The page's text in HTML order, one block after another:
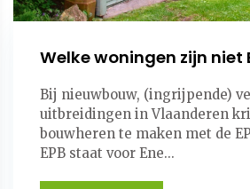
Welke woningen zijn niet
Bij nieuwbouw, (ingrijpende)
uitbreidingen in Vlaanderen
bouwheren te maken met de
EPB staat voor Ene...